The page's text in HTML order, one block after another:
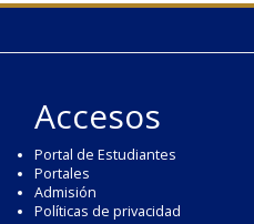
Accesos
Portal de Estudiantes
Portales
Admisión
Políticas de privacidad